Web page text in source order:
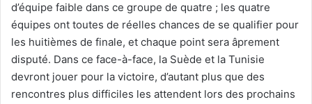
d’équipe faible dans ce groupe de quatre ; les quatre
équipes ont toutes de réelles chances de se qualifier pour
les huitièmes de finale, et chaque point sera âprement
disputé. Dans ce face-à-face, la Suède et la Tunisie
devront jouer pour la victoire, d’autant plus que des
rencontres plus difficiles les attendent lors des prochains